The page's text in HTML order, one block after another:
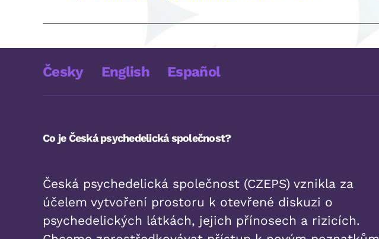
Česky English Español
Co je Česká psychedelická společnost?
Česká psychedelická společnost (CZEPS) vznikla za
účelem vytvoření prostoru k otevřené diskuzi o
psychedelických látkách, jejich přínosech a rizicích.